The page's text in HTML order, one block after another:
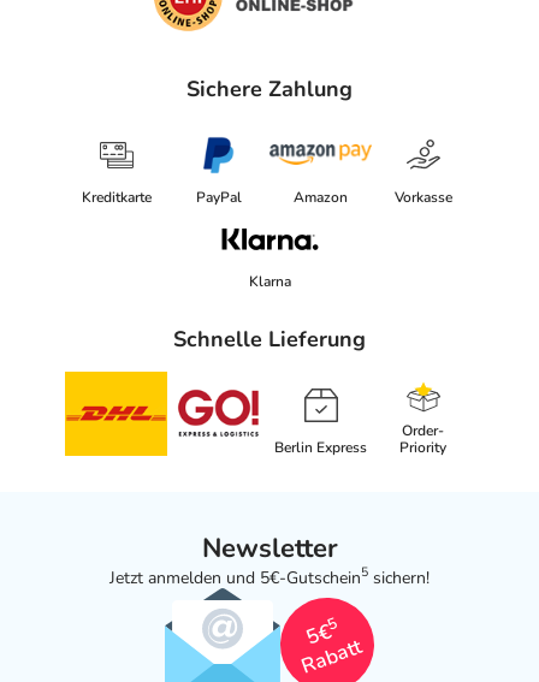
Sichere Zahlung
Kreditkarte PayPal Amazon Vorkasse
Klarna
Schnelle Lieferung
Berlin Express
Order-
Priority
Newsletter
Jetzt anmelden und 5€-Gutschein5 sichern!
5€
5
Rabatt